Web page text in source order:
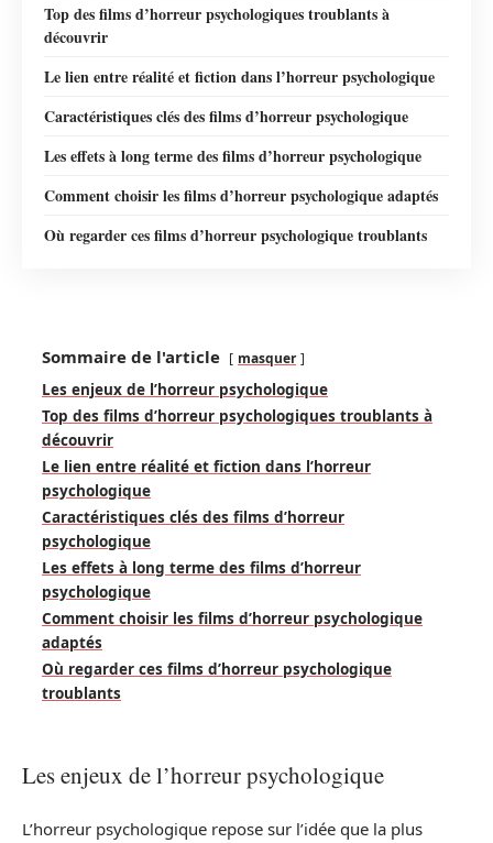
Top des films d’horreur psychologiques troublants à
découvrir
Le lien entre réalité et fiction dans l’horreur psychologique
Caractéristiques clés des films d’horreur psychologique
Les effets à long terme des films d’horreur psychologique
Comment choisir les films d’horreur psychologique adaptés
Où regarder ces films d’horreur psychologique troublants
Sommaire de l'article masquer
Les enjeux de l’horreur psychologique
Top des films d’horreur psychologiques troublants à
découvrir
Le lien entre réalité et fiction dans l’horreur
psychologique
Caractéristiques clés des films d’horreur
psychologique
Les effets à long terme des films d’horreur
psychologique
Comment choisir les films d’horreur psychologique
adaptés
Où regarder ces films d’horreur psychologique
troublants
Les enjeux de l’horreur psychologique
L’horreur psychologique repose sur l’idée que la plus